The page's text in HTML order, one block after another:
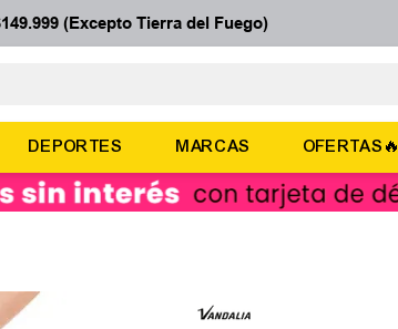
(Excepto Tierra del Fuego)
DEPORTES MARCAS OFERTAS🔥